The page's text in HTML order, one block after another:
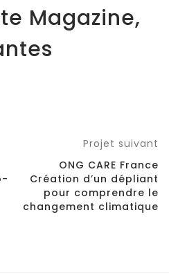
Magazine,
Projet suivant
ONG CARE France
Création d’un dépliant
pour comprendre le
changement climatique